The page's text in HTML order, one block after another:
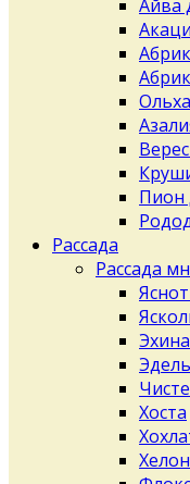
Айва
Ольха
Пион
Рассада
Рассада
Хоста